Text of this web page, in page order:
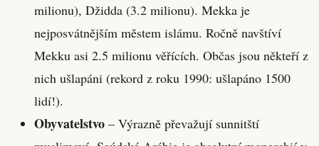
milionu), Džidda (3.2 milionu). Mekka je
nejposvátnějším městem islámu. Ročně navštíví
Mekku asi 2.5 milionu věřících. Občas jsou někteří z
nich ušlapáni (rekord z roku 1990: ušlapáno 1500
lidí!).
Obyvatelstvo – Výrazně převažují sunnitští